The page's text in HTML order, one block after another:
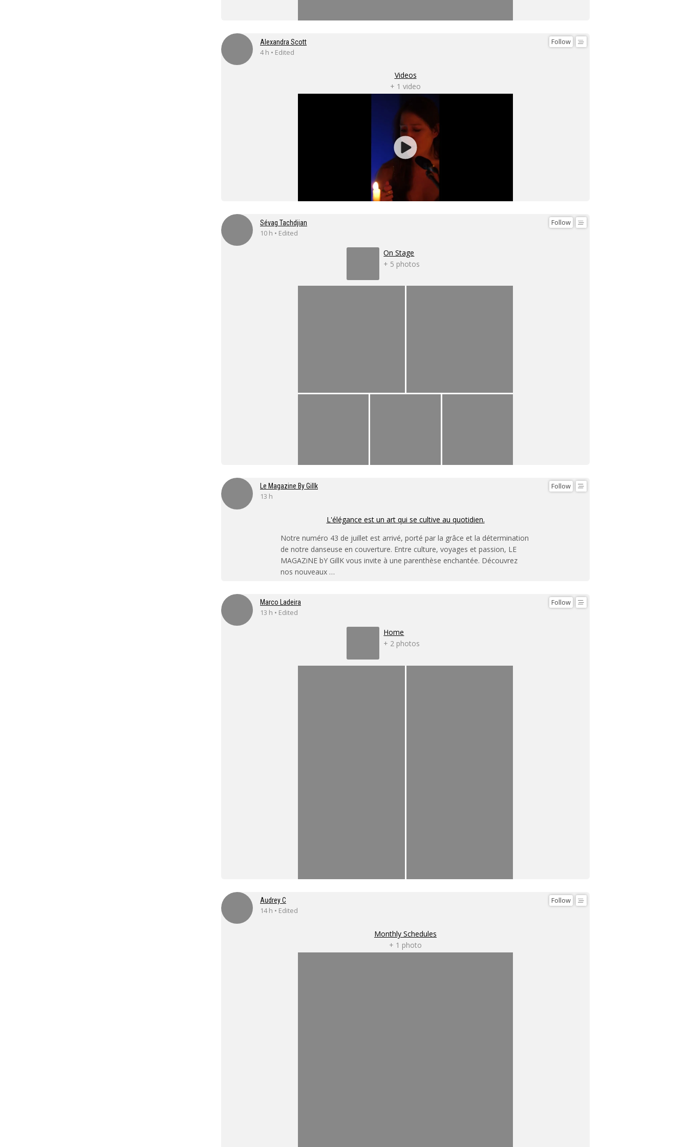
Follow
Alexandra Scott
4 h • Edited
Videos
+ 1 video
Follow
Sévag Tachdjian
10 h • Edited
On Stage
+ 5 photos
Follow
Le Magazine By Gillk
13 h
L'élégance est un art qui se cultive au quotidien.
Notre numéro 43 de juillet est arrivé, porté par la grâce et la détermination
de notre danseuse en couverture. Entre culture, voyages et passion, LE
MAGAZiNE bY GillK vous invite à une parenthèse enchantée. Découvrez
nos nouveaux …
Follow
Marco Ladeira
13 h • Edited
Home
+ 2 photos
Follow
Audrey C
14 h • Edited
Monthly Schedules
+ 1 photo